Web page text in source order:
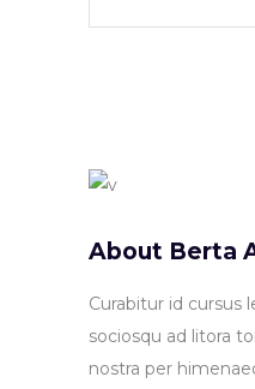
About Berta
Curabitur id cursus
sociosqu ad litora
nostra per